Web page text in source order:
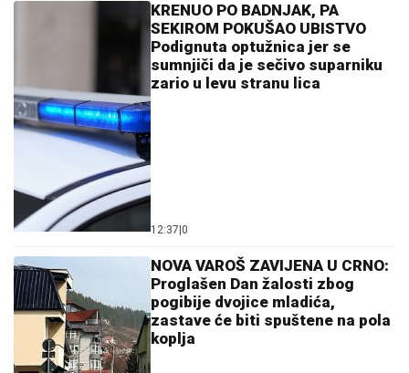
KRENUO PO BADNJAK, PA
SEKIROM POKUŠAO UBISTVO
Podignuta optužnica jer se
sumnjiči da je sečivo suparniku
zario u levu stranu lica
12:37 0
NOVA VAROŠ ZAVIJENA U CRNO:
Proglašen Dan žalosti zbog
pogibije dvojice mladića,
zastave će biti spuštene na pola
koplja